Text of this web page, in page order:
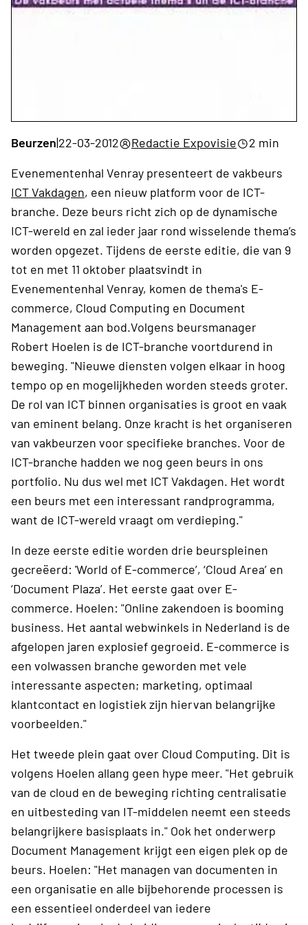
Beurzen|22-03-2012 Redactie Expovisie
2 min
Evenementenhal Venray presenteert de vakbeurs
ICT Vakdagen, een nieuw platform voor de ICT-
branche. Deze beurs richt zich op de dynamische
ICT-wereld en zal ieder jaar rond wisselende thema’s
worden opgezet. Tijdens de eerste editie, die van 9
tot en met 11 oktober plaatsvindt in
Evenementenhal Venray, komen de thema's E-
commerce, Cloud Computing en Document
Management aan bod.Volgens beursmanager
Robert Hoelen is de ICT-branche voortdurend in
beweging. "Nieuwe diensten volgen elkaar in hoog
tempo op en mogelijkheden worden steeds groter.
De rol van ICT binnen organisaties is groot en vaak
van eminent belang. Onze kracht is het organiseren
van vakbeurzen voor specifieke branches. Voor de
ICT-branche hadden we nog geen beurs in ons
portfolio. Nu dus wel met ICT Vakdagen. Het wordt
een beurs met een interessant randprogramma,
want de ICT-wereld vraagt om verdieping."
In deze eerste editie worden drie beurspleinen
gecreëerd: 'World of E-commerce’, ‘Cloud Area’ en
‘Document Plaza’. Het eerste gaat over E-
commerce. Hoelen: "Online zakendoen is booming
business. Het aantal webwinkels in Nederland is de
afgelopen jaren explosief gegroeid. E-commerce is
een volwassen branche geworden met vele
interessante aspecten; marketing, optimaal
klantcontact en logistiek zijn hiervan belangrijke
voorbeelden."
Het tweede plein gaat over Cloud Computing. Dit is
volgens Hoelen allang geen hype meer. "Het gebruik
van de cloud en de beweging richting centralisatie
en uitbesteding van IT-middelen neemt een steeds
belangrijkere basisplaats in." Ook het onderwerp
Document Management krijgt een eigen plek op de
beurs. Hoelen: "Het managen van documenten in
een organisatie en alle bijbehorende processen is
een essentieel onderdeel van iedere